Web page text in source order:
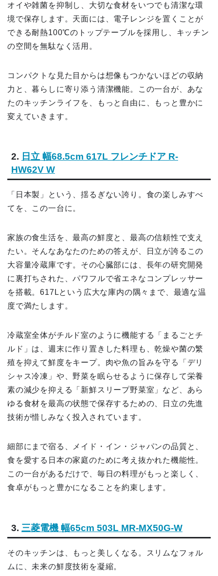
オイや雑菌を抑制し、大切な食材をいつでも清潔な環
境で保存します。天面には、電子レンジを置くことが
できる耐熱100℃のトップテーブルを採用し、キッチン
の空間を無駄なく活用。
コンパクトな見た目からは想像もつかないほどの収納
力と、暮らしに寄り添う清潔機能。この一台が、あな
たのキッチンライフを、もっと自由に、もっと豊かに
変えていきます。
2. 日立 幅68.5cm 617L フレンチドア R-
HW62V W
「日本製」という、揺るぎない誇り。食の楽しみすべ
てを、この一台に。
家族の食生活を、最高の鮮度と、最高の信頼性で支え
たい。そんなあなたのための答えが、日立が誇るこの
大容量冷蔵庫です。その心臓部には、長年の研究開発
に裏打ちされた、パワフルで省エネなコンプレッサー
を搭載。617Lという広大な庫内の隅々まで、最適な温
度で満たします。
冷蔵室全体がチルド室のように機能する「まるごとチ
ルド」は、週末に作り置きした料理も、乾燥や菌の繁
殖を抑えて鮮度をキープ。肉や魚の旨みを守る「デリ
シャス冷凍」や、野菜を眠らせるように保存して栄養
素の減少を抑える「新鮮スリープ野菜室」など、あら
ゆる食材を最高の状態で保存するための、日立の先進
技術が惜しみなく投入されています。
細部にまで宿る、メイド・イン・ジャパンの品質と、
食を愛する日本の家庭のために考え抜かれた機能性。
この一台があるだけで、毎日の料理がもっと楽しく、
食卓がもっと豊かになることを約束します。
3. 三菱電機 幅65cm 503L MR-MX50G-W
そのキッチンは、もっと美しくなる。スリムなフォル
ムに、未来の鮮度技術を凝縮。